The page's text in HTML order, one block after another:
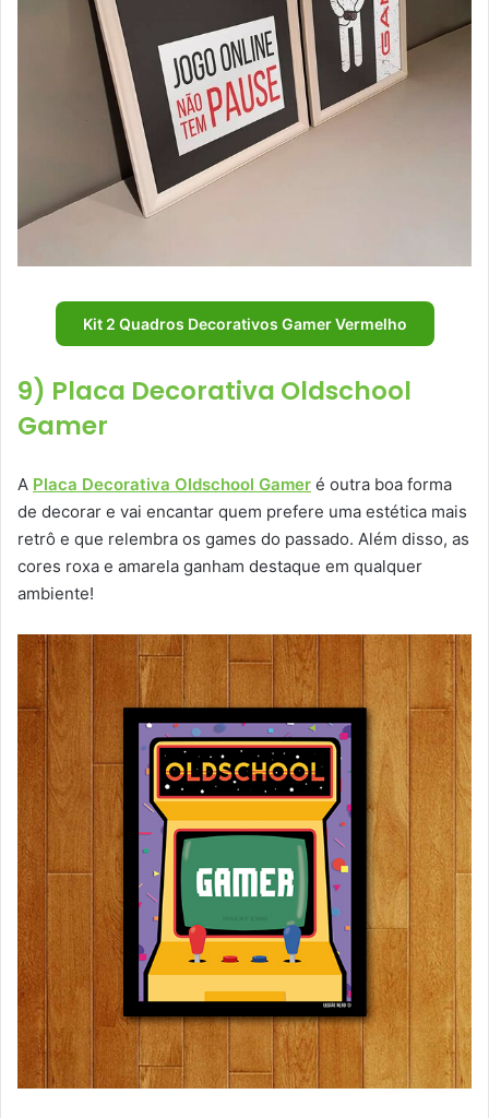
Kit 2 Quadros Decorativos Gamer Vermelho
9) Placa Decorativa Oldschool
Gamer
A Placa Decorativa Oldschool Gamer é outra boa forma
de decorar e vai encantar quem prefere uma estética mais
retrô e que relembra os games do passado. Além disso, as
cores roxa e amarela ganham destaque em qualquer
ambiente!